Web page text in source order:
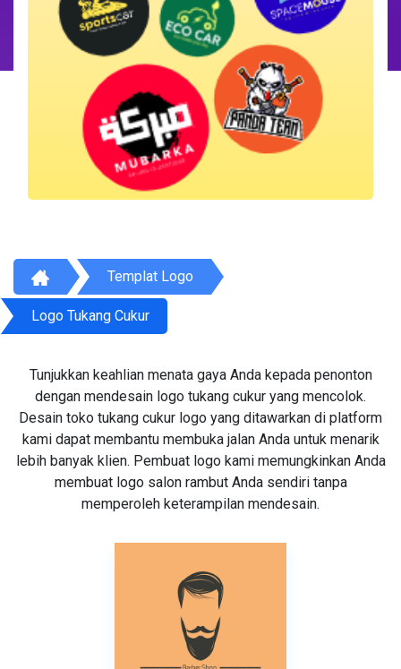
Templat Logo
Logo Tukang Cukur
Tunjukkan keahlian menata gaya Anda kepada penonton
dengan mendesain logo tukang cukur yang mencolok.
Desain toko tukang cukur logo yang ditawarkan di platform
kami dapat membantu membuka jalan Anda untuk menarik
lebih banyak klien. Pembuat logo kami memungkinkan Anda
membuat logo salon rambut Anda sendiri tanpa
memperoleh keterampilan mendesain.